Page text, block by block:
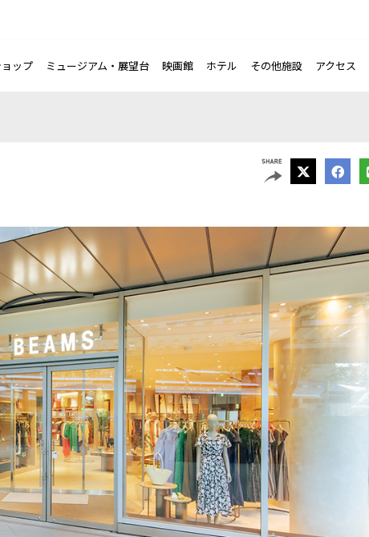
ップ ミュージアム・展望台 映画館 ホテル その他施設 アクセス